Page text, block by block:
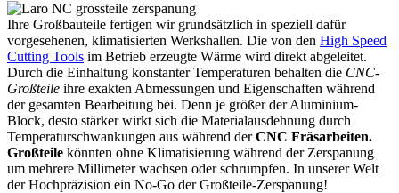
Ihre Großbauteile fertigen wir grundsätzlich in speziell dafür
vorgesehenen, klimatisierten Werkshallen. Die von den High Speed
Cutting Tools im Betrieb erzeugte Wärme wird direkt abgeleitet.
Durch die Einhaltung konstanter Temperaturen behalten die CNC-
Großteile ihre exakten Abmessungen und Eigenschaften während
der gesamten Bearbeitung bei. Denn je größer der Aluminium-
Block, desto stärker wirkt sich die Materialausdehnung durch
Temperaturschwankungen aus während derCNC Fräsarbeiten.
Großteile könnten ohne Klimatisierung während der Zerspanung
um mehrere Millimeter wachsen oder schrumpfen. In unserer Welt
der Hochpräzision ein No-Go der Großteile-Zerspanung!